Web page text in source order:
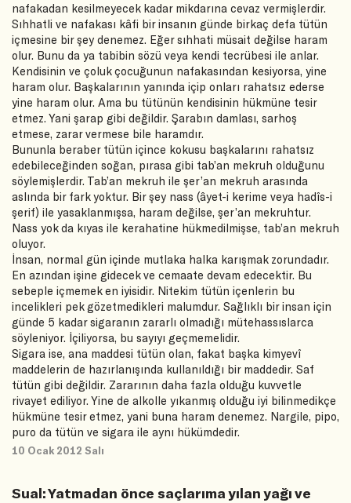
nafakadan kesilmeyecek kadar mikdarına cevaz vermişlerdir.
Sıhhatli ve nafakası kâfi bir insanın günde birkaç defa tütün
içmesine bir şey denemez. Eğer sıhhati müsait değilse haram
olur. Bunu da ya tabibin sözü veya kendi tecrübesi ile anlar.
Kendisinin ve çoluk çocuğunun nafakasından kesiyorsa, yine
haram olur. Başkalarının yanında içip onları rahatsız ederse
yine haram olur. Ama bu tütünün kendisinin hükmüne tesir
etmez. Yani şarap gibi değildir. Şarabın damlası, sarhoş
etmese, zarar vermese bile haramdır.
Bununla beraber tütün içince kokusu başkalarını rahatsız
edebileceğinden soğan, pırasa gibi tab’an mekruh olduğunu
söylemişlerdir. Tab’an mekruh ile şer’an mekruh arasında
aslında bir fark yoktur. Bir şey nass (âyet-i kerime veya hadîs-i
şerif) ile yasaklanmışsa, haram değilse, şer’an mekruhtur.
Nass yok da kıyas ile kerahatine hükmedilmişse, tab’an mekruh
oluyor.
İnsan, normal gün içinde mutlaka halka karışmak zorundadır.
En azından işine gidecek ve cemaate devam edecektir. Bu
sebeple içmemek en iyisidir. Nitekim tütün içenlerin bu
incelikleri pek gözetmedikleri malumdur. Sağlıklı bir insan için
günde 5 kadar sigaranın zararlı olmadığı mütehassıslarca
söyleniyor. İçiliyorsa, bu sayıyı geçmemelidir.
Sigara ise, ana maddesi tütün olan, fakat başka kimyevî
maddelerin de hazırlanışında kullanıldığı bir maddedir. Saf
tütün gibi değildir. Zararının daha fazla olduğu kuvvetle
rivayet ediliyor. Yine de alkolle yıkanmış olduğu iyi bilinmedikçe
hükmüne tesir etmez, yani buna haram denemez. Nargile, pipo,
puro da tütün ve sigara ile aynı hükümdedir.
10 Ocak 2012 Salı
Sual: Yatmadan önce saçlarıma yılan yağı ve